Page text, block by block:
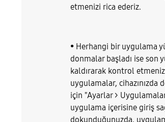
etmenizi rica ederiz.
• Herhangi bir uygulama
donmalar başladı ise son
kaldırarak kontrol
uygulamalar,
için "Ayarlar >
uygulama içerisine giriş
dokunduğunuzda,